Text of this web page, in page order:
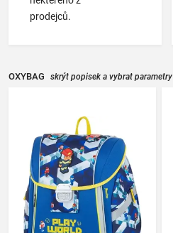
prodejců.
OXYBAG
skrýt popisek a vybrat parametry